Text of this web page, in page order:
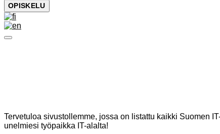
OPISKELU
Tervetuloa sivustollemme, jossa on listattu kaikki Suomen
unelmiesi työpaikka IT-alalta!